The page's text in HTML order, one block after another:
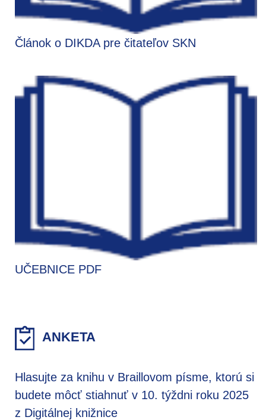
Článok o DIKDA pre čitateľov SKN
UČEBNICE PDF
ANKETA
Hlasujte za knihu v Braillovom písme, ktorú si
budete môcť stiahnuť v 10. týždni roku 2025
z Digitálnej knižnice